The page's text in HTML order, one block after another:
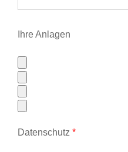
Ihre Anlagen
Datenschutz *